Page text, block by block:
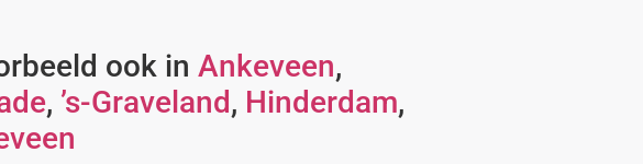
ook in Ankeveen,
, ’s-Graveland, Hinderdam,